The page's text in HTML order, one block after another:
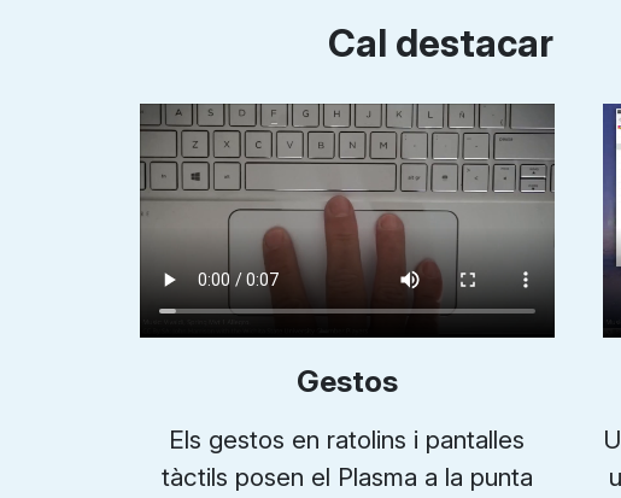
Cal destacar
Gestos
Els gestos en ratolins i pantalles
tàctils posen el Plasma a la punta